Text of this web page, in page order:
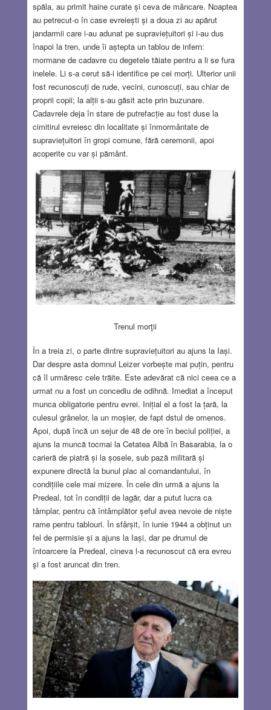
spăla, au primit haine curate și ceva de mâncare. Noaptea
au petrecut-o în case evreiești și a doua zi au apărut
jandarmii care i-au adunat pe supraviețuitori și i-au dus
înapoi la tren, unde îi aștepta un tablou de infern:
mormane de cadavre cu degetele tăiate pentru a li se fura
inelele. Li s-a cerut să-i identifice pe cei morți. Ulterior unii
fost recunoscuți de rude, vecini, cunoscuți, sau chiar de
proprii copii; la alții s-au găsit acte prin buzunare.
Cadavrele deja în stare de putrefacție au fost duse la
cimitirul evreiesc din localitate și înmormântate de
supraviețuitori în gropi comune, fără ceremonii, apoi
acoperite cu var și pământ.
Trenul morţii
În a treia zi, o parte dintre supraviețuitori au ajuns la Iași.
Dar despre asta domnul Leizer vorbește mai puțin, pentru
că îl urmăresc cele trăite. Este adevărat că nici ceea ce a
urmat nu a fost un concediu de odihnă. Imediat a început
munca obligatorie pentru evrei. Inițial el a fost la țară, la
culesul grânelor, la un moșier, de fapt dstul de omenos.
Apoi, după încă un sejur de 48 de ore în beciul poliției, a
ajuns la muncă tocmai la Cetatea Albă în Basarabia, la o
carieră de piatră și la șosele, sub pază militară și
expunere directă la bunul plac al comandantului, în
condițiile cele mai mizere. În cele din urmă a ajuns la
Predeal, tot în condiții de lagăr, dar a putut lucra ca
tâmplar, pentru că întâmplător șeful avea nevoie de niște
rame pentru tablouri. În sfârșit, în iunie 1944 a obținut un
fel de permisie și a ajuns la Iași, dar pe drumul de
întoarcere la Predeal, cineva l-a recunoscut că era evreu
şi a fost aruncat din tren.